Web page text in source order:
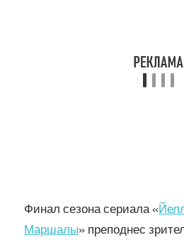
Финал сезона сериала «
Маршалы» преподнес